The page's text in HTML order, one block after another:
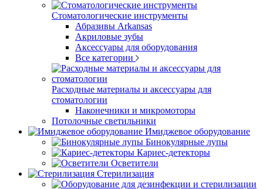
Стоматологические инструменты
Абразивы Arkansas
Акриловые зубы
Аксессуары для оборудования
Все категории
Расходные материалы и аксессуары для
стоматологии
Наконечники и микромоторы
Потолочные светильники
Имиджевое оборудование
Бинокулярные лупы
Кариес-детекторы
Осветители
Стерилизация